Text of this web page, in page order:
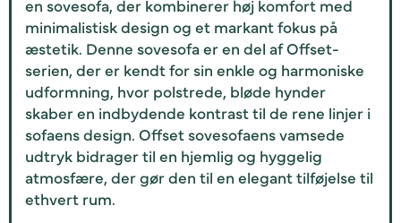
en sovesofa, der kombinerer høj komfort med
minimalistisk design og et markant fokus på
æstetik. Denne sovesofa er en del af Offset-
serien, der er kendt for sin enkle og harmoniske
udformning, hvor polstrede, bløde hynder
skaber en indbydende kontrast til de rene linjer i
sofaens design. Offset sovesofaens vamsede
udtryk bidrager til en hjemlig og hyggelig
atmosfære, der gør den til en elegant tilføjelse til
ethvert rum.